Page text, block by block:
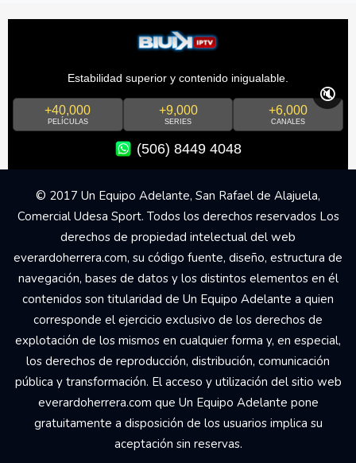
Estabilidad superior y contenido inigualable.
+40,000
PELÍCULAS
+9,000
SERIES
+6,000
CANALES
(506) 8449 4048
🔇
© 2017 Un Equipo Adelante, San Rafael de Alajuela,
Comercial Udesa Sport. Todos los derechos reservados Los
derechos de propiedad intelectual del web
everardoherrera.com, su código fuente, diseño, estructura de
navegación, bases de datos y los distintos elementos en él
contenidos son titularidad de Un Equipo Adelante a quien
corresponde el ejercicio exclusivo de los derechos de
explotación de los mismos en cualquier forma y, en especial,
los derechos de reproducción, distribución, comunicación
pública y transformación. El acceso y utilización del sitio web
everardoherrera.com que Un Equipo Adelante pone
gratuitamente a disposición de los usuarios implica su
aceptación sin reservas.